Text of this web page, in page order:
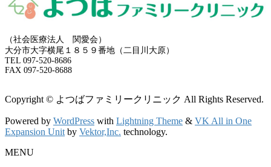
（社会医療法人 関愛会）
大分市大字横尾１８５９番地（二目川大原）
TEL 097-520-8686
FAX 097-520-8688
Copyright © よつばファミリークリニック All Rights Reserved.
Powered by WordPress with Lightning Theme & VK All in One
Expansion Unit by Vektor,Inc. technology.
MENU